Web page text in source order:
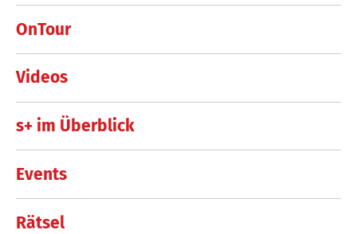
OnTour
Videos
s+ im Überblick
Events
Rätsel